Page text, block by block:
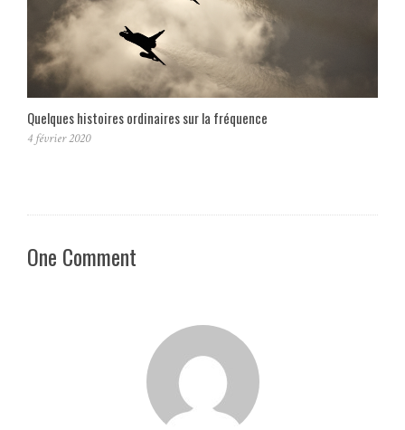
Quelques histoires ordinaires sur la fréquence
4 février 2020
One Comment